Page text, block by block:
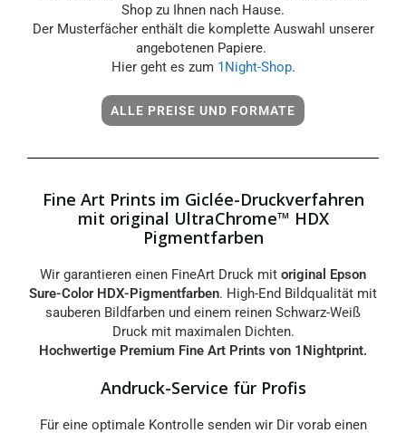
Shop zu Ihnen nach Hause.
Der Musterfächer enthält die komplette Auswahl unserer
angebotenen Papiere.
Hier geht es zum 1Night-Shop.
ALLE PREISE UND FORMATE
Fine Art Prints im Giclée-Druckverfahren
mit original UltraChrome™ HDX
Pigmentfarben
Wir garantieren einen FineArt Druck mit original Epson
Sure-Color HDX-Pigmentfarben. High-End Bildqualität mit
sauberen Bildfarben und einem reinen Schwarz-Weiß
Druck mit maximalen Dichten.
Hochwertige Premium Fine Art Prints von 1Nightprint.
Andruck-Service für Profis
Für eine optimale Kontrolle senden wir Dir vorab einen